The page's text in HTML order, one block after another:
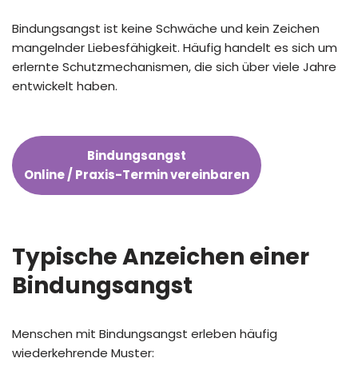
Bindungsangst ist keine Schwäche und kein Zeichen
mangelnder Liebesfähigkeit. Häufig handelt es sich um
erlernte Schutzmechanismen, die sich über viele Jahre
entwickelt haben.
Bindungsangst
Online / Praxis-Termin vereinbaren
Typische Anzeichen einer
Bindungsangst
Menschen mit Bindungsangst erleben häufig
wiederkehrende Muster: